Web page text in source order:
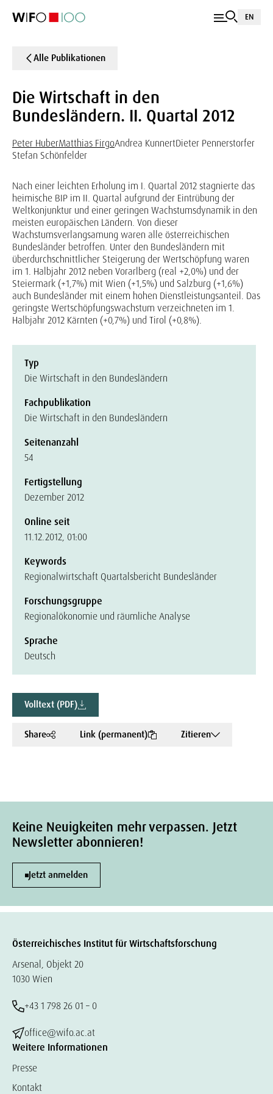
EN
Alle Publikationen
Die Wirtschaft in den
Bundesländern. II. Quartal 2012
Peter HuberMatthias FirgoAndrea KunnertDieter Pennerstorfer
Stefan Schönfelder
Nach einer leichten Erholung im I. Quartal 2012 stagnierte das
heimische BIP im II. Quartal aufgrund der Eintrübung der
Weltkonjunktur und einer geringen Wachstumsdynamik in den
meisten europäischen Ländern. Von dieser
Wachstumsverlangsamung waren alle österreichischen
Bundesländer betroffen. Unter den Bundesländern mit
überdurchschnittlicher Steigerung der Wertschöpfung waren
im 1. Halbjahr 2012 neben Vorarlberg (real +2,0%) und der
Steiermark (+1,7%) mit Wien (+1,5%) und Salzburg (+1,6%)
auch Bundesländer mit einem hohen Dienstleistungsanteil. Das
geringste Wertschöpfungswachstum verzeichneten im 1.
Halbjahr 2012 Kärnten (+0,7%) und Tirol (+0,8%).
Typ
Die Wirtschaft in den Bundesländern
Fachpublikation
Die Wirtschaft in den Bundesländern
Seitenanzahl
54
Fertigstellung
Dezember 2012
Online seit
11.12.2012, 01:00
Keywords
Regionalwirtschaft Quartalsbericht Bundesländer
Forschungsgruppe
Regionalökonomie und räumliche Analyse
Sprache
Deutsch
Volltext (PDF)
Share Link (permanent) Zitieren
Keine Neuigkeiten mehr verpassen. Jetzt
Newsletter abonnieren!
Jetzt anmelden
Österreichisches Institut für Wirtschaftsforschung
Arsenal, Objekt 20
1030 Wien
+43 1 798 26 01 – 0
office@wifo.ac.at
Weitere Informationen
Presse
Kontakt